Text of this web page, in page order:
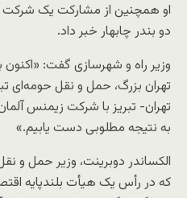
او همچنین از مشارکت یک شرکت
دو بندر چابهار خبر داد.
وزیر راه و شهرسازی گفت:
تهران بزرگ، حمل و نقل حومه‌ای
تهران- تبریز با شرکت زیمنس
به نتیجه مطلوبی دست یابیم.»
الکساندر دوبرینت، وزیر حمل و
که در رأس یک هیأت بلندپایه